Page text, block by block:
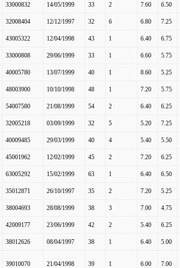
33000832 14/05/1999 33 2 7.60 6.50
32008404 12/12/1997 32 6 6.80 7.25
43005322 12/04/1998 43 1 6.40 6.75
33000808 29/06/1999 33 1 6.60 5.75
40005780 13/07/1999 40 1 8.60 5.25
48003900 10/10/1998 48 1 7.20 5.75
54007580 21/08/1999 54 2 6.40 6.25
32005218 03/09/1999 32 5 5.20 7.25
40009485 29/03/1999 40 4 5.40 5.50
45001962 12/02/1999 45 2 7.20 6.25
63005292 15/02/1999 63 1 6.40 6.50
35012871 26/10/1997 35 2 7.20 5.25
38004693 28/08/1999 38 3 7.00 4.75
42009177 23/06/1999 42 2 5.40 6.25
38012626 08/04/1997 38 1 6.40 5.00
39010070 21/04/1998 39 1 6.00 7.00